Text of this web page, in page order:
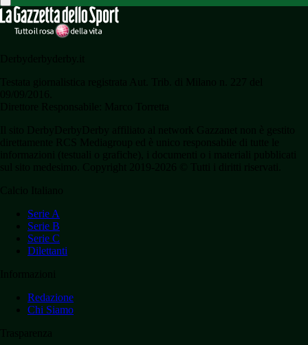
Serie A
Serie B
Serie C
Dilettanti
Redazione
Chi Siamo